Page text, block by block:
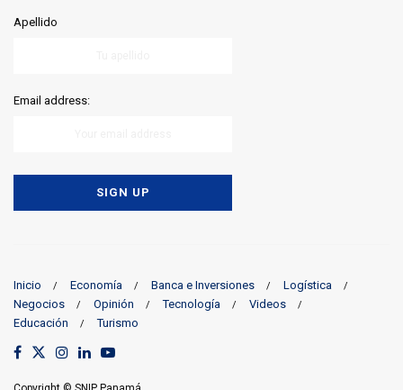
Apellido
Email address:
Inicio Economía Banca e Inversiones
Logística
Negocios
Opinión Tecnología
Videos
Educación
Turismo